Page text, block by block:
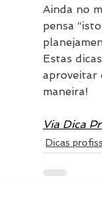
Ainda no
pensa
Estas
aproveitar
maneira!
Via Dica
Dicas